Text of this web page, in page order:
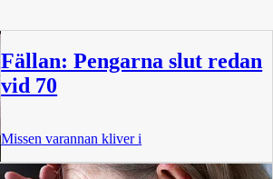
Fällan: Pengarna slut redan
vid 70
Missen varannan kliver i